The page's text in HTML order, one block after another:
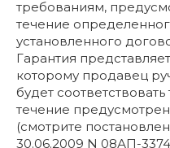
требованиям,
течение
установленного
Гарантия
которому продавец
будет
течение
(смотрите
30.06.2009 N 08АП-